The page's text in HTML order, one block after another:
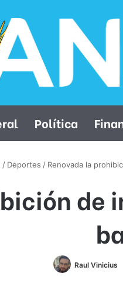
Política
/ Deportes / Renovada la
de
Raul Vinicius